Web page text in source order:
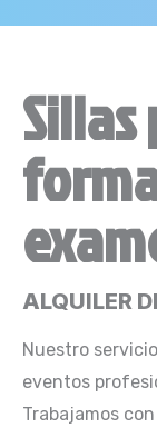
ALQUILER
Nuestro
eventos
Trabajamos